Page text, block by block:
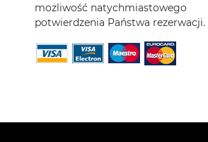
możliwość natychmiastowego
potwierdzenia Państwa rezerwacji.